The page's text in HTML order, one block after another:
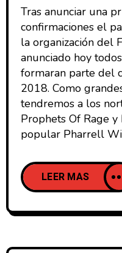
Tras anunciar una
confirmaciones el
la organización del
anunciado hoy
formaran parte del
2018. Como
tendremos a los
Prophets Of Rage y
popular Pharrell
LEER MAS